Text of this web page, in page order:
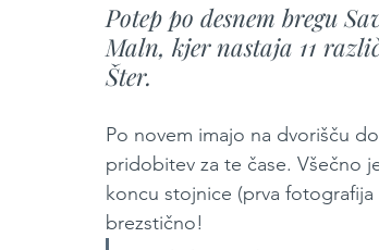
Potep po desnem bregu
Maln, kjer nastaja 11
Šter.
Po novem imajo na dvorišču
pridobitev za te čase. Všečno
koncu stojnice (prva
brezstično!